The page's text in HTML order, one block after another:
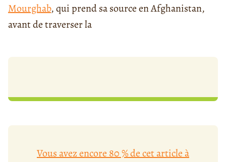
Mourghab, qui prend sa source en Afghanistan,
avant de traverser la
Vous avez encore 80 % de cet article à